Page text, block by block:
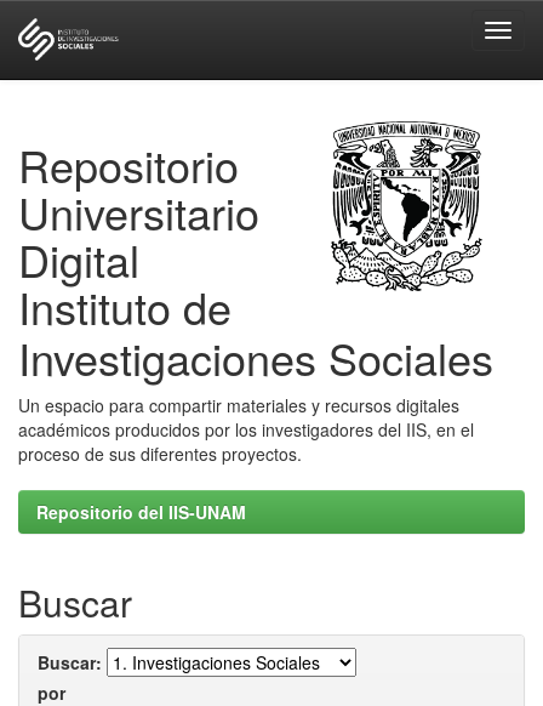
Repositorio
Universitario
Digital
Instituto de
Investigaciones Sociales
Un espacio para compartir materiales y recursos digitales
académicos producidos por los investigadores del IIS, en el
proceso de sus diferentes proyectos.
Repositorio del IIS-UNAM
Buscar
Buscar:
por